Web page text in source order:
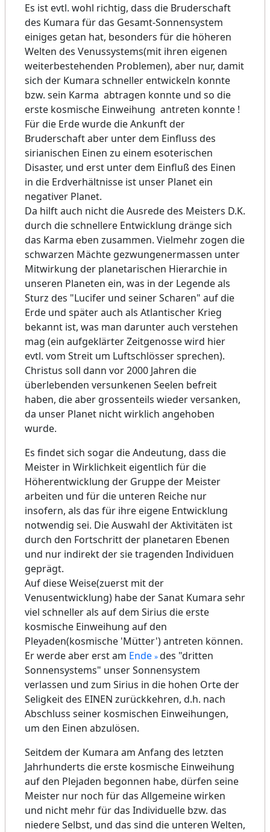
Es ist evtl. wohl richtig, dass die Bruderschaft
des Kumara für das Gesamt-Sonnensystem
einiges getan hat, besonders für die höheren
Welten des Venussystems(mit ihren eigenen
weiterbestehenden Problemen), aber nur, damit
sich der Kumara schneller entwickeln konnte
bzw. sein Karma abtragen konnte und so die
erste kosmische Einweihung antreten konnte !
Für die Erde wurde die Ankunft der
Bruderschaft aber unter dem Einfluss des
sirianischen Einen zu einem esoterischen
Disaster, und erst unter dem Einfluß des Einen
in die Erdverhältnisse ist unser Planet ein
negativer Planet.
Da hilft auch nicht die Ausrede des Meisters D.K.
durch die schnellere Entwicklung dränge sich
das Karma eben zusammen. Vielmehr zogen die
schwarzen Mächte gezwungenermassen unter
Mitwirkung der planetarischen Hierarchie in
unseren Planeten ein, was in der Legende als
Sturz des "Lucifer und seiner Scharen" auf die
Erde und später auch als Atlantischer Krieg
bekannt ist, was man darunter auch verstehen
mag (ein aufgeklärter Zeitgenosse wird hier
evtl. vom Streit um Luftschlösser sprechen).
Christus soll dann vor 2000 Jahren die
überlebenden versunkenen Seelen befreit
haben, die aber grossenteils wieder versanken,
da unser Planet nicht wirklich angehoben
wurde.
Es findet sich sogar die Andeutung, dass die
Meister in Wirklichkeit eigentlich für die
Höherentwicklung der Gruppe der Meister
arbeiten und für die unteren Reiche nur
insofern, als das für ihre eigene Entwicklung
notwendig sei. Die Auswahl der Aktivitäten ist
durch den Fortschritt der planetaren Ebenen
und nur indirekt der sie tragenden Individuen
geprägt.
Auf diese Weise(zuerst mit der
Venusentwicklung) habe der Sanat Kumara sehr
viel schneller als auf dem Sirius die erste
kosmische Einweihung auf den
Pleyaden(kosmische 'Mütter') antreten können.
Er werde aber erst am Ende des "dritten
Sonnensystems" unser Sonnensystem
verlassen und zum Sirius in die hohen Orte der
Seligkeit des EINEN zurückkehren, d.h. nach
Abschluss seiner kosmischen Einweihungen,
um den Einen abzulösen.
Seitdem der Kumara am Anfang des letzten
Jahrhunderts die erste kosmische Einweihung
auf den Plejaden begonnen habe, dürfen seine
Meister nur noch für das Allgemeine wirken
und nicht mehr für das Individuelle bzw. das
niedere Selbst, und das sind die unteren Welten,